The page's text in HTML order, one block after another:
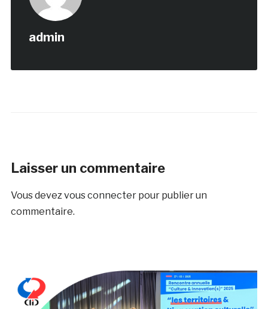
admin
Laisser un commentaire
Vous devez vous connecterpour publier un
commentaire.